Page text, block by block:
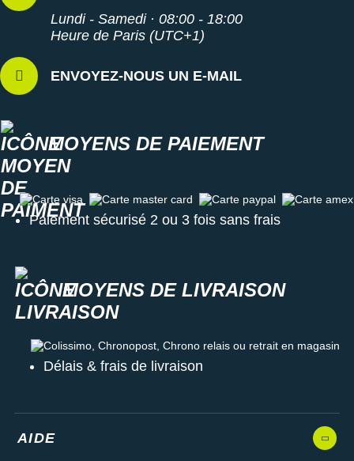
Lundi - Samedi · 08:00 - 18:00
Heure de Paris (UTC+1)
ENVOYEZ-NOUS UN E-MAIL
MOYENS DE PAIEMENT
Carte visa Carte master card Carte paypal Carte amex
Paiement sécurisé 2 ou 3 fois sans frais
MOYENS DE LIVRAISON
Colissimo, Chronopost, Chrono relais ou retrait en magasin
Délais & frais de livraison
AIDE